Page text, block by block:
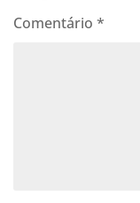
Comentário *